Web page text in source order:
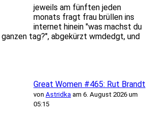
jeweils am fünften jeden
monats fragt frau brüllen ins
internet hinein "was machst du
tag?", abgekürzt wmdedgt, und
Great Women #465: Rut Brandt
von Astridka am 6. August 2026 um
05:15